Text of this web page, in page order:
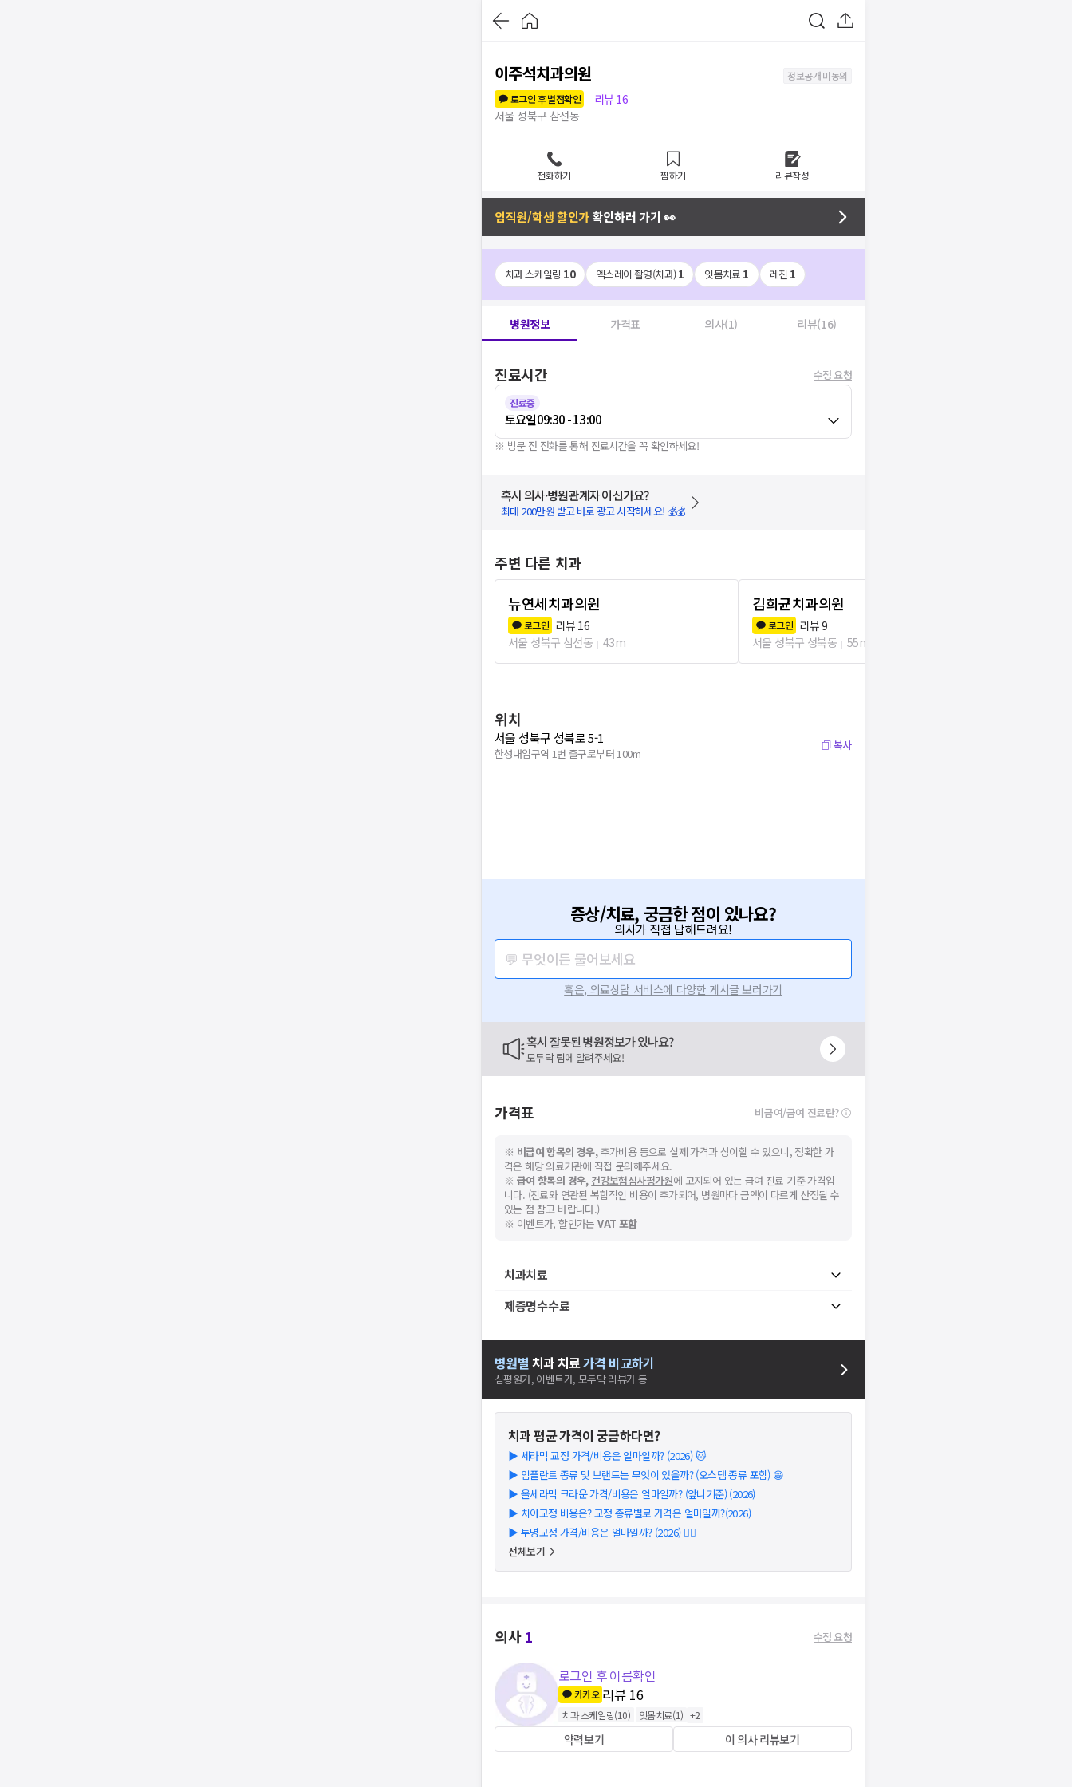
이주석치과의원
정보공개 미동의
로그인 후 별점확인
리뷰 16
서울 성북구 삼선동
전화하기 찜하기 리뷰작성
임직원/학생 할인가확인하러 가기 👀
치과 스케일링 10 엑스레이 촬영(치과)1 잇몸치료 1 레진 1
병원정보 가격표 의사(1) 리뷰(16)
진료시간 수정 요청
진료중
토요일09:30 - 13:00
※ 방문 전 전화를 통해 진료시간을 꼭 확인하세요!
혹시 의사·병원관계자 이신가요?
최대 200만원 받고 바로 광고 시작하세요! 💰💰
주변 다른 치과
뉴연세치과의원
로그인 리뷰 16
서울 성북구 삼선동
43m
김희균치과의원
로그인 리뷰9
서울 성북구 성북동
55m
위치
서울 성북구 성북로 5-1
한성대입구역 1번 출구로부터 100m
복사
증상/치료, 궁금한 점이 있나요?
의사가 직접 답해드려요!
💬 무엇이든 물어보세요
혹은, 의료상담 서비스에 다양한 게시글 보러가기
혹시 잘못된 병원정보가 있나요?
모두닥 팀에 알려주세요!
가격표 비급여/급여 진료란?
※ 비급여 항목의 경우,추가비용 등으로 실제 가격과 상이할 수 있으니, 정확한 가
격은 해당 의료기관에 직접 문의해주세요.
※ 급여 항목의 경우, 건강보험심사평가원에 고지되어 있는 급여 진료 기준 가격입
니다. (진료와 연관된 복합적인 비용이 추가되어, 병원마다 금액이 다르게 산정될 수
있는 점 참고 바랍니다.)
※ 이벤트가, 할인가는VAT 포함
치과치료
제증명수수료
병원별 치과치료가격 비교하기
심평원가, 이벤트가, 모두닥 리뷰가 등
치과평균 가격이 궁금하다면?
▶ 세라믹 교정 가격/비용은 얼마일까? (2026) 🐱
▶ 임플란트 종류 및 브랜드는 무엇이 있을까? (오스템 종류 포함) 😁
▶ 올세라믹 크라운 가격/비용은 얼마일까? (앞니기준) (2026)
▶ 치아교정 비용은? 교정 종류별로 가격은 얼마일까?(2026)
▶ 투명교정 가격/비용은 얼마일까? (2026) 👩‍⚕️
전체보기
의사1 수정 요청
로그인 후 이름확인
카카오 리뷰 16
치과 스케일링(10) 잇몸치료(1) +2
약력보기 이 의사 리뷰보기